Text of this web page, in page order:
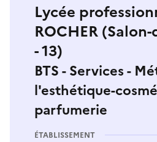
Lycée
ROCHER
- 13)
BTS - Services -
l'esthétique-
parfumerie
ÉTABLISSEMENT